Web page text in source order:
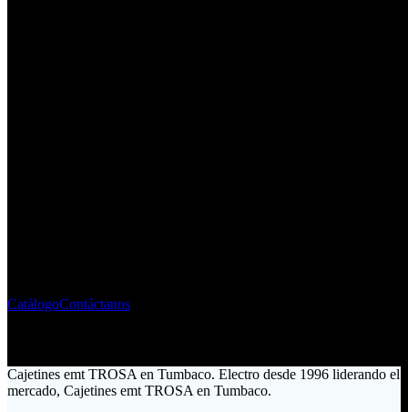
CatálogoContáctanos
Cajetines emt TROSA en Tumbaco. Electro desde 1996 liderando el
mercado, Cajetines emt TROSA en Tumbaco.